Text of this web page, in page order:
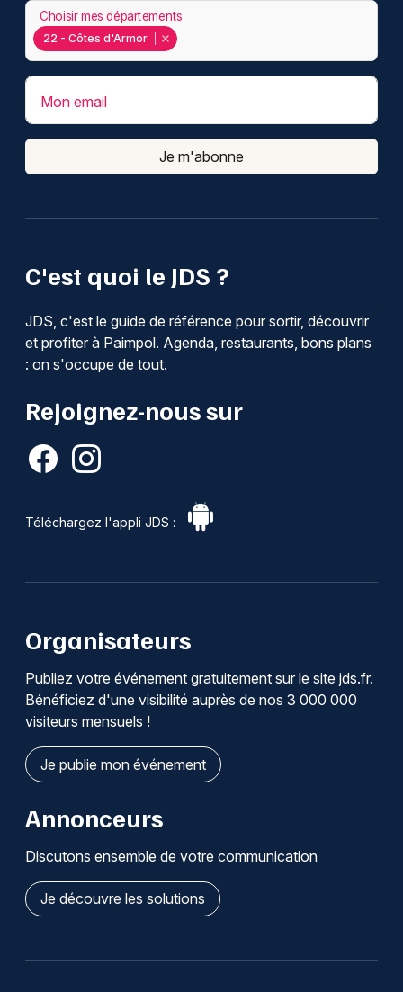
C'est quoi le JDS ?
JDS, c'est le guide de référence pour sortir, découvrir
et profiter à Paimpol. Agenda, restaurants, bons plans
: on s'occupe de tout.
Rejoignez-nous sur
Téléchargez l'appli JDS :
22 - Côtes d'Armor
Choisir mes départements
Mon email
Je m'abonne
Organisateurs
Publiez votre événement gratuitement sur le site jds.fr.
Bénéficiez d'une visibilité auprès de nos 3 000 000
visiteurs mensuels !
Je publie mon événement
Annonceurs
Discutons ensemble de votre communication
Je découvre les solutions